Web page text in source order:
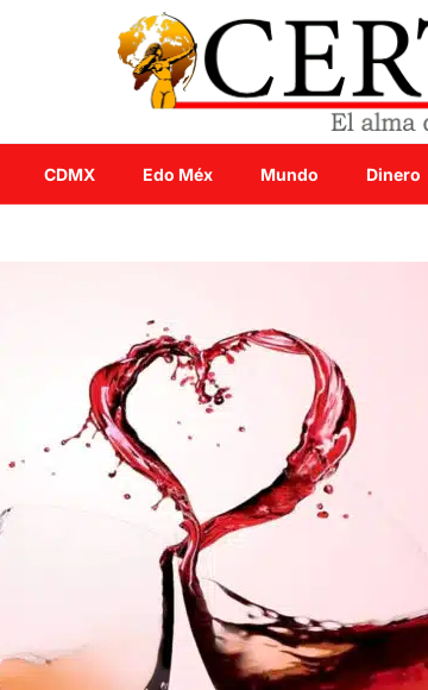
CDMX Edo Méx Mundo Dinero